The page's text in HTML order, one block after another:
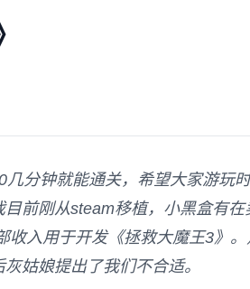
几分钟就能通关，希望大家游玩
前刚从steam移植，小黑盒有在
入用于开发《拯救大魔王3》
姑娘提出了我们不合适。